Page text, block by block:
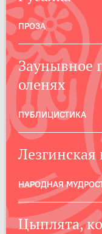
ПРОЗА
Заунывное
оленях
ПУБЛИЦИСТИКА
НАРОДНАЯ
Цыплята,